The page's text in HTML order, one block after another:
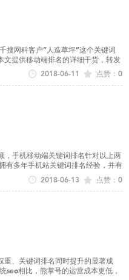
搜网科客户“人造草坪”这个关键词
提供移动端排名的详细干货，转发
点赞：0
2018-06-11
，手机移动端关键词排名针对以上两
有多年手机站关键词排名经验，并有
点赞：0
2018-06-13
重、关键词排名同时提升的显著成
seo相比，熊掌号的运营成本更低，